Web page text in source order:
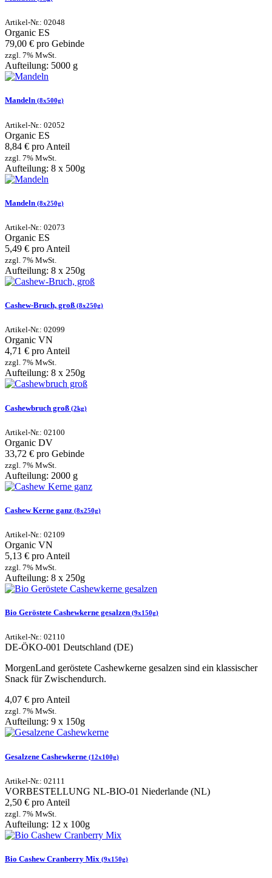
Artikel-Nr.: 02048
Organic ES
79,00 € pro Gebinde
zzgl. 7% MwSt.
Aufteilung: 5000 g
Mandeln (8x500g)
Artikel-Nr.: 02052
Organic ES
8,84 € pro Anteil
zzgl. 7% MwSt.
Aufteilung: 8 x 500g
Mandeln (8x250g)
Artikel-Nr.: 02073
Organic ES
5,49 € pro Anteil
zzgl. 7% MwSt.
Aufteilung: 8 x 250g
Cashew-Bruch, groß (8x250g)
Artikel-Nr.: 02099
Organic VN
4,71 € pro Anteil
zzgl. 7% MwSt.
Aufteilung: 8 x 250g
Cashewbruch groß (2kg)
Artikel-Nr.: 02100
Organic DV
33,72 € pro Gebinde
zzgl. 7% MwSt.
Aufteilung: 2000 g
Cashew Kerne ganz (8x250g)
Artikel-Nr.: 02109
Organic VN
5,13 € pro Anteil
zzgl. 7% MwSt.
Aufteilung: 8 x 250g
Bio Geröstete Cashewkerne gesalzen (9x150g)
Artikel-Nr.: 02110
DE-ÖKO-001 Deutschland (DE)
MorgenLand geröstete Cashewkerne gesalzen sind ein klassischer
Snack für Zwischendurch.
4,07 € pro Anteil
zzgl. 7% MwSt.
Aufteilung: 9 x 150g
Gesalzene Cashewkerne (12x100g)
Artikel-Nr.: 02111
VORBESTELLUNG NL-BIO-01 Niederlande (NL)
2,50 € pro Anteil
zzgl. 7% MwSt.
Aufteilung: 12 x 100g
Bio Cashew Cranberry Mix (9x150g)